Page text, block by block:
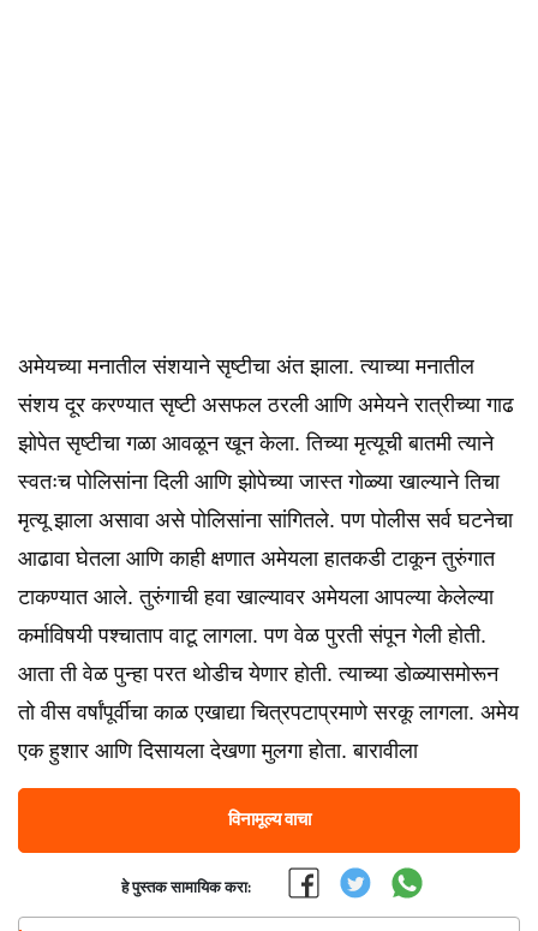
अमेयच्या मनातील संशयाने सृष्टीचा अंत झाला. त्याच्या मनातील
संशय दूर करण्यात सृष्टी असफल ठरली आणि अमेयने रात्रीच्या गाढ
झोपेत सृष्टीचा गळा आवळून खून केला. तिच्या मृत्यूची बातमी त्याने
स्वतःच पोलिसांना दिली आणि झोपेच्या जास्त गोळ्या खाल्याने तिचा
मृत्यू झाला असावा असे पोलिसांना सांगितले. पण पोलीस सर्व घटनेचा
आढावा घेतला आणि काही क्षणात अमेयला हातकडी टाकून तुरुंगात
टाकण्यात आले. तुरुंगाची हवा खाल्यावर अमेयला आपल्या केलेल्या
कर्माविषयी पश्चाताप वाटू लागला. पण वेळ पुरती संपून गेली होती.
आता ती वेळ पुन्हा परत थोडीच येणार होती. त्याच्या डोळ्यासमोरून
तो वीस वर्षांपूर्वीचा काळ एखाद्या चित्रपटाप्रमाणे सरकू लागला. अमेय
एक हुशार आणि दिसायला देखणा मुलगा होता. बारावीला
विनामूल्य वाचा
हे पुस्तक सामायिक करा: